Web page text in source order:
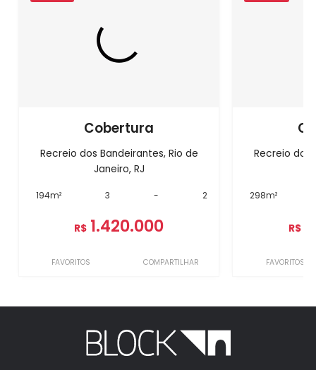
Cobertura
Recreio dos Bandeirantes, Rio de
Janeiro, RJ
194m² 3 - 2
R$ 1.420.000
FAVORITOS COMPARTILHAR
Recreio dos
298m²
R$
FAVORITOS